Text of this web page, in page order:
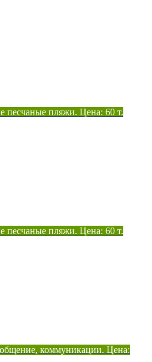
песчаные пляжи. Цена: 60 т.
песчаные пляжи. Цена: 60 т.
коммуникации. Цена: